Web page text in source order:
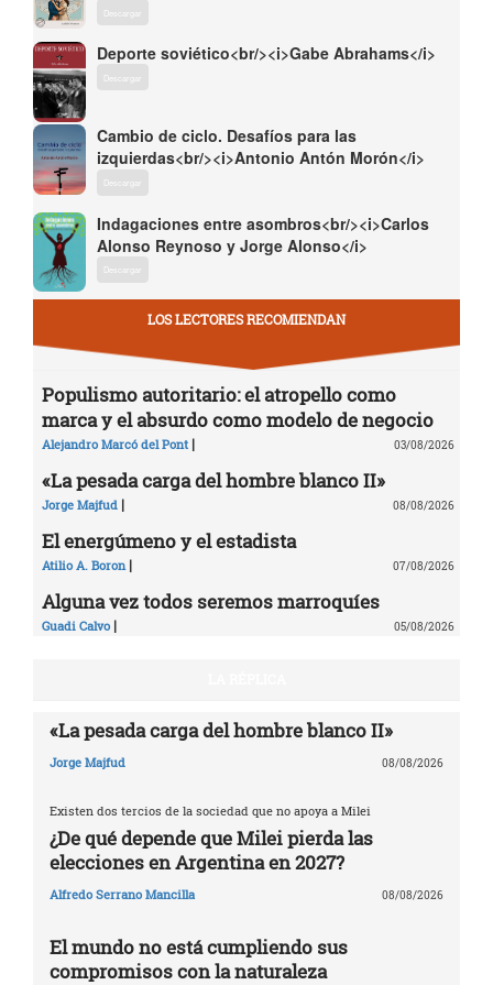
Descargar
Deporte soviético<br/><i>Gabe Abrahams</i>
Descargar
Cambio de ciclo. Desafíos para las
izquierdas<br/><i>Antonio Antón Morón</i>
Descargar
Indagaciones entre asombros<br/><i>Carlos
Alonso Reynoso y Jorge Alonso</i>
Descargar
LOS LECTORES RECOMIENDAN
Populismo autoritario: el atropello como
marca y el absurdo como modelo de negocio
Alejandro Marcó del Pont | 03/08/2026
«La pesada carga del hombre blanco II»
Jorge Majfud | 08/08/2026
El energúmeno y el estadista
Atilio A. Boron | 07/08/2026
Alguna vez todos seremos marroquíes
Guadi Calvo | 05/08/2026
«La pesada carga del hombre blanco II»
Jorge Majfud 08/08/2026
Existen dos tercios de la sociedad que no apoya a Milei
¿De qué depende que Milei pierda las
elecciones en Argentina en 2027?
Alfredo Serrano Mancilla 08/08/2026
El mundo no está cumpliendo sus
compromisos con la naturaleza